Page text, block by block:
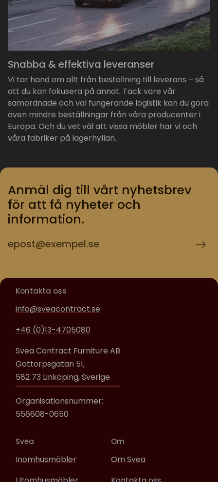
Snabba & effektiva leveranser
Vi tar hand om allt från beställning till leverans – så
att du kan fokusera på annat. Tack vare vår
samordnade och väl fungerande logistik kan du göra
även mindre beställningar från våra producenter i
Europa. Och du vet väl att vissa möbler har vi och
våra fabriker på lagerhyllan.
Anmäl dig till vårt nyhetsbrev
för att få nyheter och
information.
Kontakta oss
info@sveacontract.se
+46 (0)13-4705080
Svea Contract Furniture AB
Gottorpsgatan 51,
582 73 Linköping, Sverige
Organisationsnummer:
556608-0650
Svea
Inomhusmöbler
Om
Om Svea